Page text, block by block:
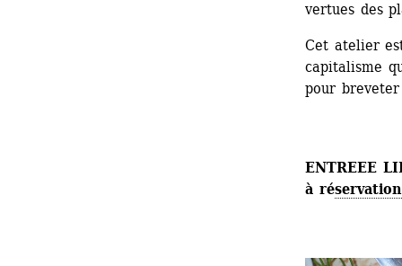
vertues des
Cet atelier
capitalisme
pour
ENTREEE
à ré